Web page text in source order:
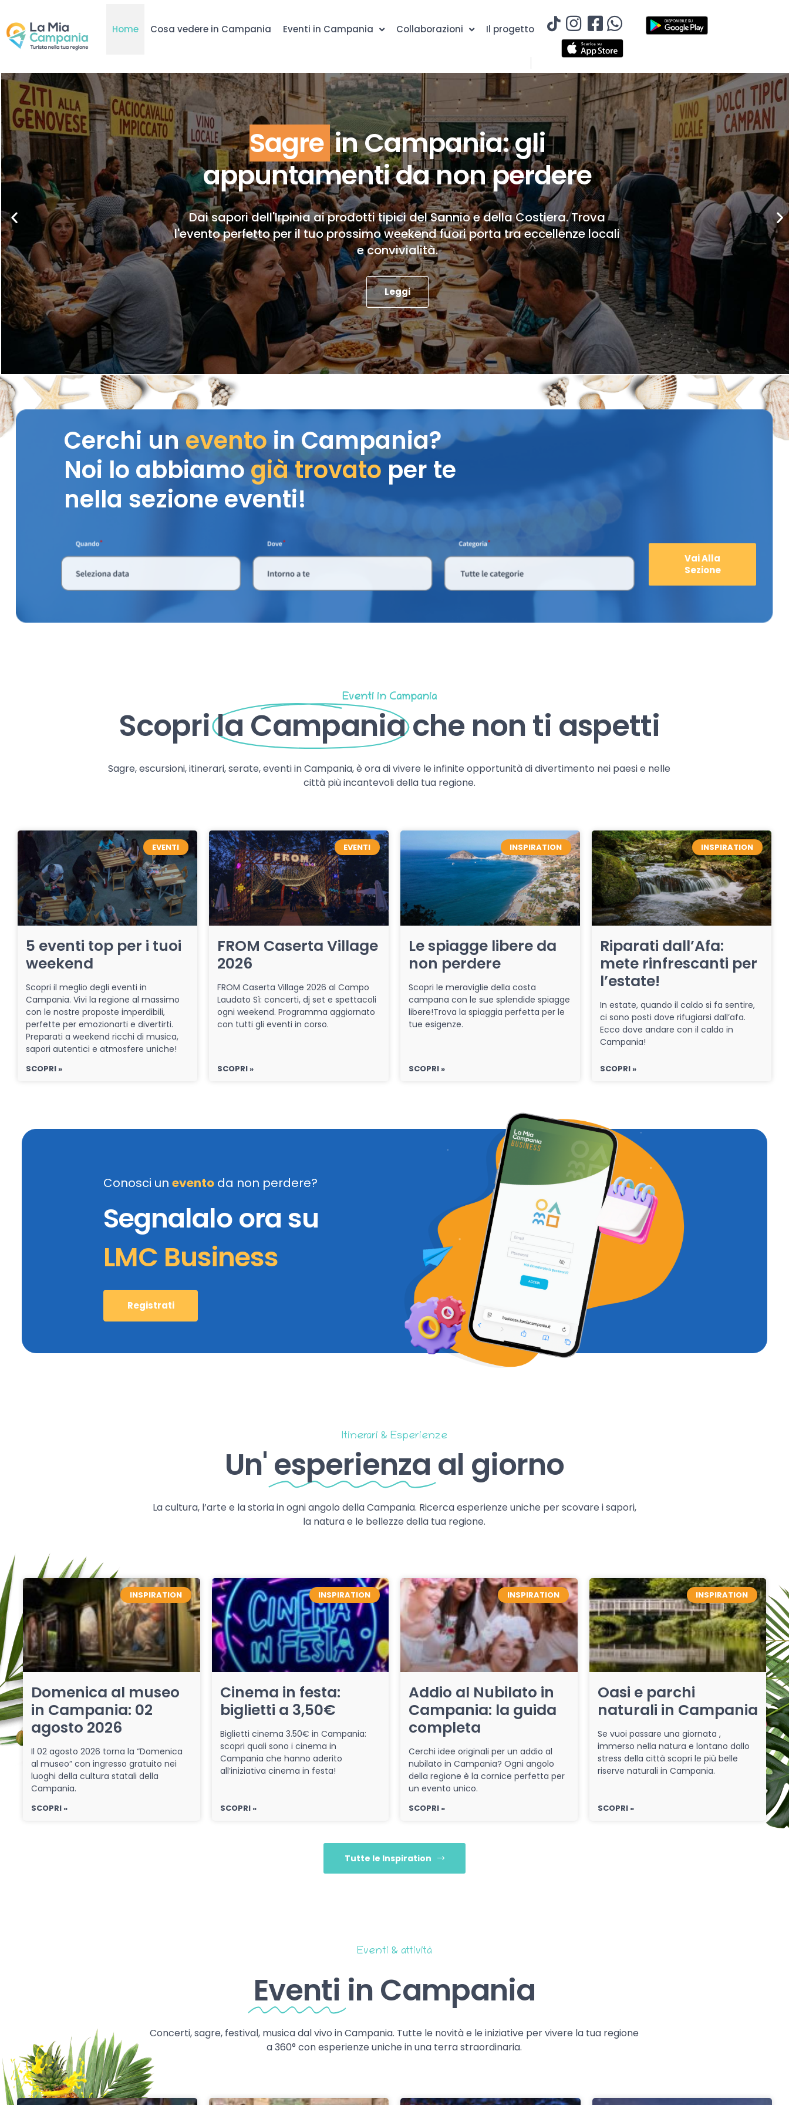
Home Cosa vedere in Campania Eventi in Campania Collaborazioni Il progetto
Sagre in Campania: gli
appuntamenti da non perdere
Dai sapori dell'Irpinia ai prodotti tipici del Sannio e della Costiera. Trova
l'evento perfetto per il tuo prossimo weekend fuori porta tra eccellenze locali
e convivialità.
Leggi
Cerchi uneventoin Campania?
Noi lo abbiamogià trovato per te
nella sezione eventi!
Vai Alla
Sezione
Eventi in Campania
Scoprila Campaniache non ti aspetti
Sagre, escursioni, itinerari, serate, eventi in Campania, è ora di vivere le infinite opportunità di divertimento nei paesi e nelle
città più incantevoli della tua regione.
EVENTI
5 eventi top per i tuoi
weekend
Scopri il meglio degli eventi in
Campania. Vivi la regione al massimo
con le nostre proposte imperdibili,
perfette per emozionarti e divertirti.
Preparati a weekend ricchi di musica,
sapori autentici e atmosfere uniche!
SCOPRI »
EVENTI
FROM Caserta Village
2026
FROM Caserta Village 2026 al Campo
Laudato Sì: concerti, dj set e spettacoli
ogni weekend. Programma aggiornato
con tutti gli eventi in corso.
SCOPRI »
INSPIRATION
Le spiagge libere da
non perdere
Scopri le meraviglie della costa
campana con le sue splendide spiagge
libere!Trova la spiaggia perfetta per le
tue esigenze.
SCOPRI »
INSPIRATION
Riparati dall’Afa:
mete rinfrescanti per
l’estate!
In estate, quando il caldo si fa sentire,
ci sono posti dove rifugiarsi dall’afa.
Ecco dove andare con il caldo in
Campania!
SCOPRI »
Conosci un evento da non perdere?
Segnalalo ora su
LMC Business
Registrati
Itinerari & Esperienze
Un' esperienza al giorno
La cultura, l’arte e la storia in ogni angolo della Campania. Ricerca esperienze uniche per scovare i sapori,
la natura e le bellezze della tua regione.
INSPIRATION
Domenica al museo
in Campania: 02
agosto 2026
Il 02 agosto 2026 torna la “Domenica
al museo” con ingresso gratuito nei
luoghi della cultura statali della
Campania.
SCOPRI »
INSPIRATION
Cinema in festa:
biglietti a 3,50€
Biglietti cinema 3.50€ in Campania:
scopri quali sono i cinema in
Campania che hanno aderito
all’iniziativa cinema in festa!
SCOPRI »
INSPIRATION
Addio al Nubilato in
Campania: la guida
completa
Cerchi idee originali per un addio al
nubilato in Campania? Ogni angolo
della regione è la cornice perfetta per
un evento unico.
SCOPRI »
INSPIRATION
Oasi e parchi
naturali in Campania
Se vuoi passare una giornata ,
immerso nella natura e lontano dallo
stress della città scopri le più belle
riserve naturali in Campania.
SCOPRI »
Tutte le Inspiration
Eventi & attività
Eventi in Campania
Concerti, sagre, festival, musica dal vivo in Campania. Tutte le novità e le iniziative per vivere la tua regione
a 360° con esperienze uniche in una terra straordinaria.